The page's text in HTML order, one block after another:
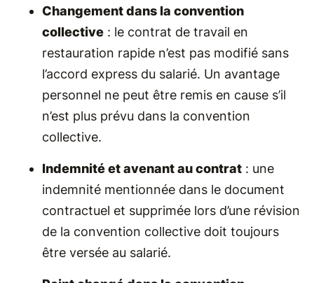
Changement dans la convention
collective : le contrat de travail en
restauration rapide n’est pas modifié sans
l’accord express du salarié. Un avantage
personnel ne peut être remis en cause s’il
n’est plus prévu dans la convention
collective.
Indemnité et avenant au contrat : une
indemnité mentionnée dans le document
contractuel et supprimée lors d’une révision
de la convention collective doit toujours
être versée au salarié.